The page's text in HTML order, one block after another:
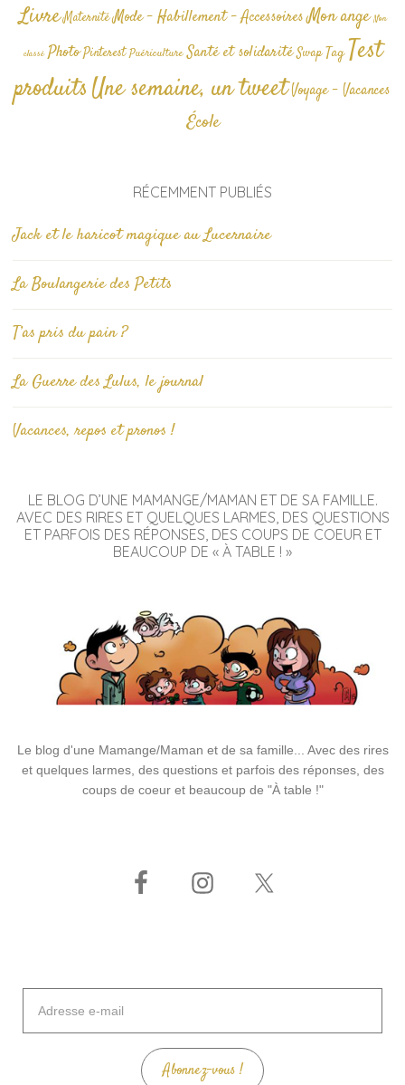
Livre Maternité Mode - Habillement - AccessoiresMon ange Non
classé Photo Pinterest Puériculture Santé et solidarité Swap TagTest
produitsUne semaine, un tweetVoyage - Vacances
École
RÉCEMMENT PUBLIÉS
Jack et le haricot magique au Lucernaire
La Boulangerie des Petits
T’as pris du pain ?
La Guerre des Lulus, le journal
Vacances, repos et pronos !
LE BLOG D’UNE MAMANGE/MAMAN ET DE SA FAMILLE.
AVEC DES RIRES ET QUELQUES LARMES, DES QUESTIONS
ET PARFOIS DES RÉPONSES, DES COUPS DE COEUR ET
BEAUCOUP DE « À TABLE ! »
Le blog d'une Mamange/Maman et de sa famille... Avec des rires
et quelques larmes, des questions et parfois des réponses, des
coups de coeur et beaucoup de "À table !"
mail
Abonnez-vous !